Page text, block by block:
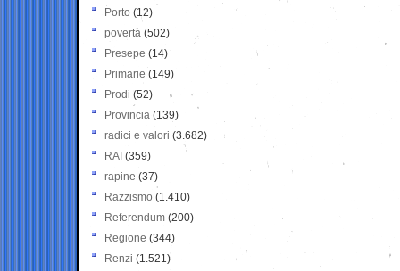
Porto (12)
povertà (502)
Presepe (14)
Primarie (149)
Prodi (52)
Provincia (139)
radici e valori (3.682)
RAI (359)
rapine (37)
Razzismo (1.410)
Referendum (200)
Regione (344)
Renzi (1.521)